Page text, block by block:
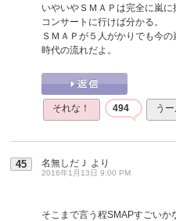
いやいやＳＭＡＰは完全に嵐に
コンサートに行けば分かる。
ＳＭＡＰが５人がかりでも今の
時代の流れだよ。
それな！ 494 う
45 名無しだＪ より
2016年1月13日 9:00 PM
そこまで言う程SMAPすごいか